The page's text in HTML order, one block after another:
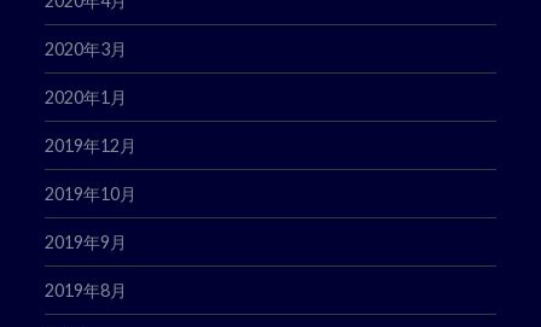
2020年3月
2020年1月
2019年12月
2019年10月
2019年9月
2019年8月